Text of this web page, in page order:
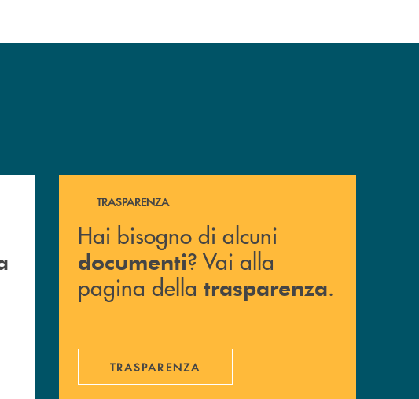
Hai bisogno di alcuni documenti ? Vai alla pagina della
TRASPARENZA
Hai bisogno di alcuni
documenti? Vai alla
pagina della trasparenza.
TRASPARENZA